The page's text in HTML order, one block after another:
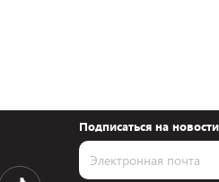
Подписаться на